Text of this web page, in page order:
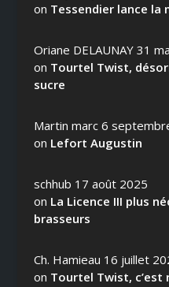
on Tessendier lance la
Oriane DELAUNAY 31
on Tourtel Twist,
sucre
Martin marc 6
on Lefort Augustin
schhub 17 août 2025
on La Licence III plus
brasseurs
Ch. Hamieau 16 juillet
on Tourtel Twist, c’est